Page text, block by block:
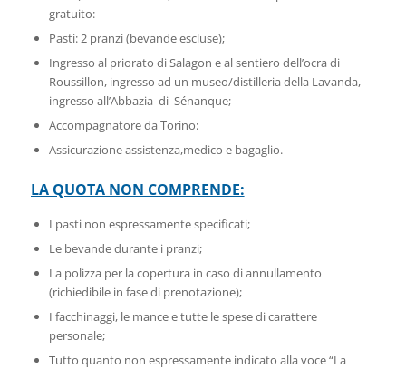
gratuito:
Pasti: 2 pranzi (bevande escluse);
Ingresso al priorato di Salagon e al sentiero dell’ocra di
Roussillon, ingresso ad un museo/distilleria della Lavanda,
ingresso all’Abbazia di Sénanque;
Accompagnatore da Torino:
Assicurazione assistenza,medico e bagaglio.
LA QUOTA NON COMPRENDE:
I pasti non espressamente specificati;
Le bevande durante i pranzi;
La polizza per la copertura in caso di annullamento
(richiedibile in fase di prenotazione);
I facchinaggi, le mance e tutte le spese di carattere
personale;
Tutto quanto non espressamente indicato alla voce “La